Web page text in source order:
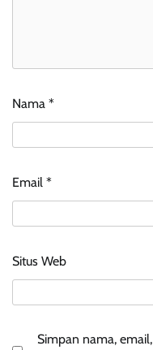
Nama *
Email *
Situs Web
Simpan nama,